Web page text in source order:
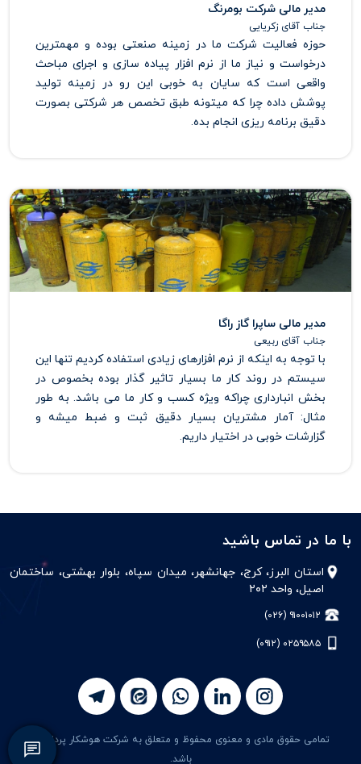
مدیر مالی شرکت بومرنگ
جناب آقای زکریایی
حوزه فعالیت شرکت ما در زمینه صنعتی بوده و مهمترین
درخواست و نیاز ما از نرم افزار پیاده سازی و اجرای مباحث
واقعی است که سایان به خوبی این رو در زمینه تولید
پوشش داده چرا که میتونه طبق تخصص هر شرکتی بصورت
دقیق برنامه ریزی انجام بده.
مدیر مالی ساپرا گاز راگا
جناب آقای ربیعی
با توجه به اینکه از نرم افزارهای زیادی استفاده کردیم تنها این
سیستم در روند کار ما بسیار تاثیر گذار بوده بخصوص در
بخش انبارداری چراکه ویژه کسب و کار ما می باشد. به طور
مثال: آمار مشتریان بسیار دقیق ثبت و ضبط میشه و
گزارشات خوبی در اختیار داریم.
با ما در تماس باشید
استان البرز، کرج، جهانشهر، میدان سپاه، بلوار بهشتی، ساختمان
اصیل، واحد ۲۰۲
تمامی حقوق مادی و معنوی محفوظ و متعلق به شرکت هوشکار پرداز می
باشد.